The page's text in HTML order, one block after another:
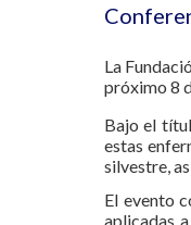
La
próximo 8
Bajo el
estas
silvestre,
El evento
aplicadas